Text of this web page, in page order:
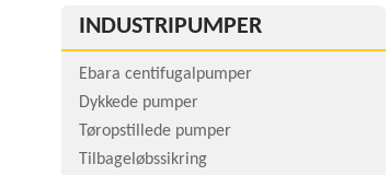
INDUSTRIPUMPER
Ebara centifugalpumper
Dykkede pumper
Tøropstillede pumper
Tilbageløbssikring